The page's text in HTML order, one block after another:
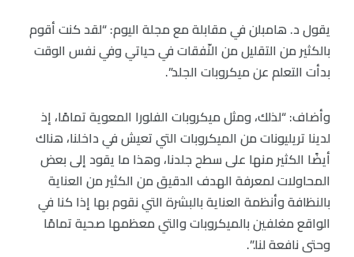
يقول د. هامبلن في مقابلة مع مجلة اليوم: “لقد كنت أقوم
بالكثير من التقليل من النّفقات في حياتي وفي نفس الوقت
بدأت التعلم عن ميكروبات الجلد”.
وأضاف: “لذلك، ومثل ميكروبات الفلورا المعوية تمامًا، إذ
لدينا تريليونات من الميكروبات التي تعيش في داخلنا، هناك
أيضًا الكثير منها على سطح جلدنا، وهذا ما يقود إلى بعض
المحاولات لمعرفة الهدف الدقيق من الكثير من العناية
بالنظافة وأنظمة العناية بالبشرة التي نقوم بها إذا كنا في
الواقع مغلفين بالميكروبات والتي معظمها صحية تمامًا
وحتى نافعة لنا.”.